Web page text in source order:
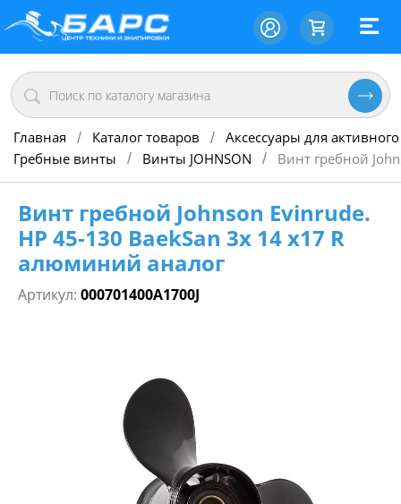
Главная / Каталог товаров / Аксессуары для
Гребные винты
/ Винты JOHNSON / Винт гребной
Винт гребной Johnson Evinrude.
НР 45-130 BaekSan 3х 14 х17 R
алюминий аналог
Артикул: 000701400А1700J